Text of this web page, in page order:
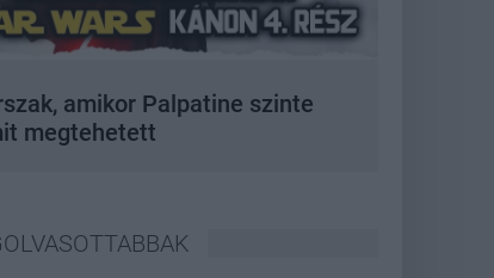
amikor Palpatine szinte
megtehetett